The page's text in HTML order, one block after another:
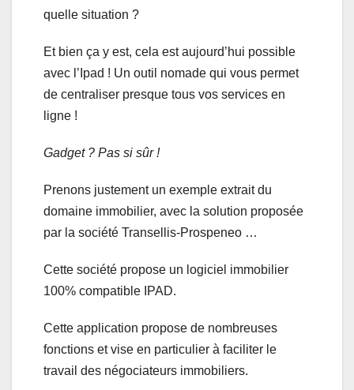
quelle situation ?
Et bien ça y est, cela est aujourd’hui possible
avec l’Ipad ! Un outil nomade qui vous permet
de centraliser presque tous vos services en
ligne !
Gadget ? Pas si sûr !
Prenons justement un exemple extrait du
domaine immobilier, avec la solution proposée
par la société Transellis-Prospeneo …
Cette société propose un logiciel immobilier
100% compatible IPAD.
Cette application propose de nombreuses
fonctions et vise en particulier à faciliter le
travail des négociateurs immobiliers.